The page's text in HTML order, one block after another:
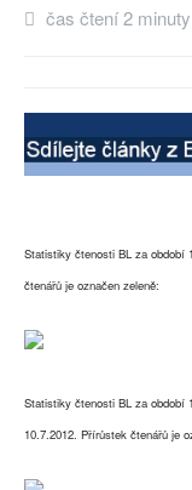
SOCIÁLNÍ SÍTĚ
PLNÁ VERZE
čas čtení 2 minuty
Statistiky čtenosti BL za období
čtenářů je označen zeleně:
Statistiky čtenosti BL za období
10.7.2012. Přírůstek čtenářů je